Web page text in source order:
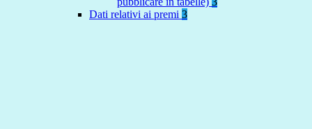
Dati relativi ai premi 3